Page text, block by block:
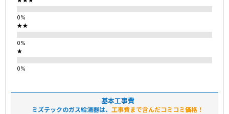
★★
★
基本工事費
ミズテックのガス給湯器は、 工事費まで含んだコミコミ価格！